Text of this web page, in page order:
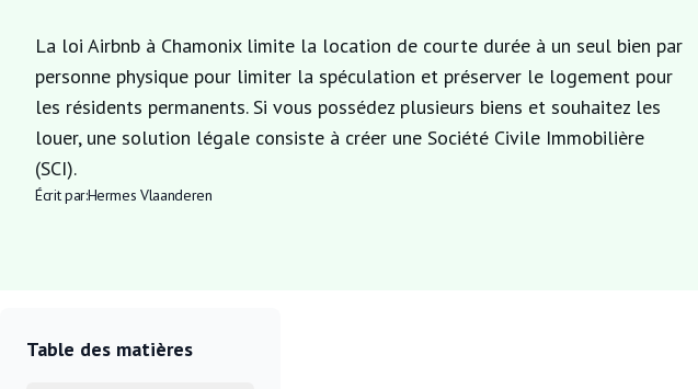
La loi Airbnb à Chamonix limite la location de courte durée à un seul bien par
personne physique pour limiter la spéculation et préserver le logement pour
les résidents permanents. Si vous possédez plusieurs biens et souhaitez les
louer, une solution légale consiste à créer une Société Civile Immobilière
(SCI).
Écrit par:Hermes Vlaanderen
Table des matières